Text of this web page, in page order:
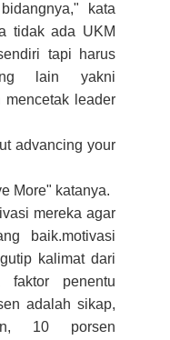
kata
tidak ada UKM
tapi harus
lain yakni
mencetak leader
advancing your
More" katanya.
mereka agar
baik.motivasi
kalimat dari
faktor penentu
adalah sikap,
10 porsen